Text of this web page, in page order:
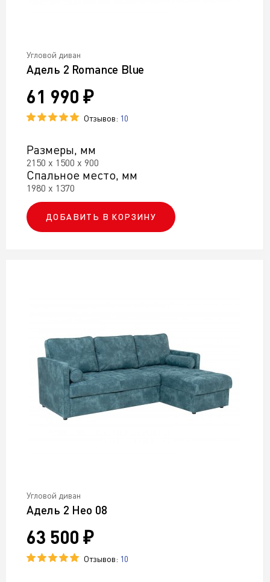
Угловой диван
Адель 2 Romance Blue
61 990 ₽
Отзывов: 10
Размеры, мм
2150 х 1500 х 900
Спальное место, мм
1980 х 1370
ДОБАВИТЬ В КОРЗИНУ
Угловой диван
Адель 2 Нео 08
63 500 ₽
Отзывов: 10